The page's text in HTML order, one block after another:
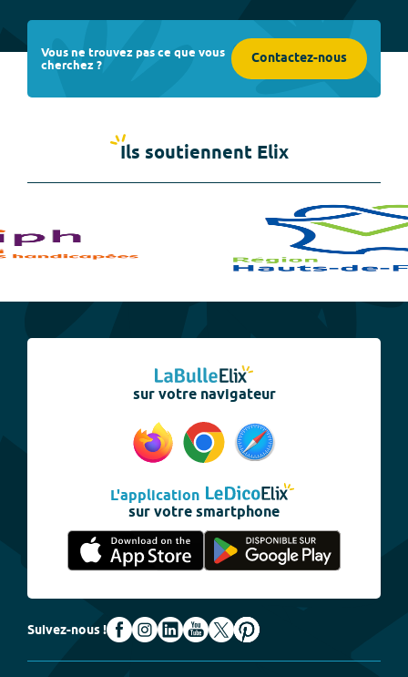
Vous ne trouvez pas ce que vous
cherchez ? Contactez-nous
Ils soutiennent Elix
sur votre navigateur
L'application
sur votre smartphone
Suivez-nous !